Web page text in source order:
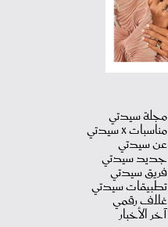
مجلة سيدتي
مناسبات X سيدتي
عن سيدتي
جديد سيدتي
فريق سيدتي
تطبيقات سيدتي
غلاف رقمي
آخر الأخبار